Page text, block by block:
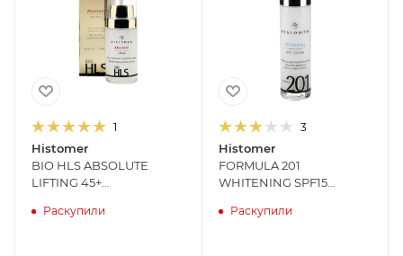
1
Histomer
BIO HLS ABSOLUTE
LIFTING 45+
концентрат (эффект
Раскупили
3
Histomer
FORMULA 201
WHITENING SPF15
сияния кожи HISTOMER,
Раскупили